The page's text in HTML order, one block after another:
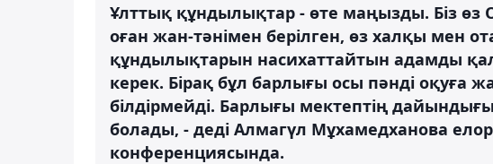
Ұлттық құндылықтар - өте маңызды. Біз
оған жан-тәнімен берілген, өз халқы мен
құндылықтарын насихаттайтын адамды
керек. Бірақ бұл барлығы осы пәнді оқуға
білдірмейді. Барлығы мектептің
болады, - деді Алмагүл Мұхамедханова
конференциясында.